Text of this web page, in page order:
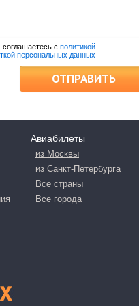
с политикой
персональных данных
ОТПРАВИТЬ
Авиабилеты
из Москвы
из Санкт-Петербурга
Все страны
Все города